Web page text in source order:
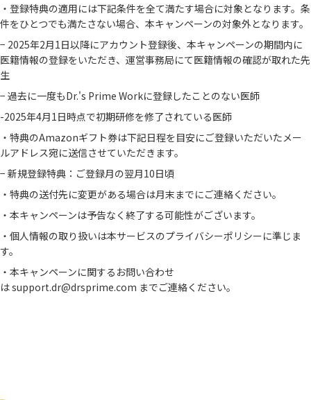
・登録特典の適用には下記条件を全て満たす場合に対象となります。条
件をひとつでも満たさない場合、本キャンペーンの対象外となります。
− 2025年2月1日以降にアカウント登録後、本キャンペーンの期間内に
医籍情報の登録をいただき、運営事務局にて医籍情報の確認が取れた先
生
− 過去に一度もDr.'s Prime Workに登録したことのない医師
-2025年4月1日時点で初期研修を修了されている医師
・特典のAmazonギフト券は下記日程を目安にご登録いただいたメー
ルアドレス宛に送信させていただきます。
− 新規登録特典：ご登録月の翌月10日頃
・特典の送付先に変更がある場合は月末までにご連絡ください。
・本キャンペーンは予告なく終了する可能性がございます。
・個人情報の取り扱いは本サービスのプライバシーポリシーに準じま
す。
・本キャンペーンに関するお問い合わせ
はsupport.dr@drsprime.com までご連絡ください。